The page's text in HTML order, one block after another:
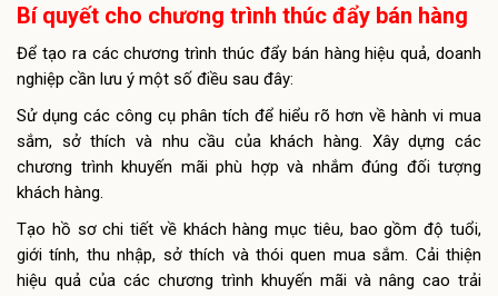
Bí quyết cho chương trình thúc đẩy bán hàng
Để tạo ra các chương trình thúc đẩy bán hàng hiệu quả, doanh
nghiệp cần lưu ý một số điều sau đây:
Sử dụng các công cụ phân tích để hiểu rõ hơn về hành vi mua
sắm, sở thích và nhu cầu của khách hàng. Xây dựng các
chương trình khuyến mãi phù hợp và nhắm đúng đối tượng
khách hàng.
Tạo hồ sơ chi tiết về khách hàng mục tiêu, bao gồm độ tuổi,
giới tính, thu nhập, sở thích và thói quen mua sắm. Cải thiện
hiệu quả của các chương trình khuyến mãi và nâng cao trải